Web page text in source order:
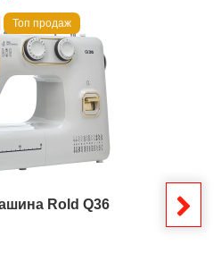
Топ продаж
Rold Q36